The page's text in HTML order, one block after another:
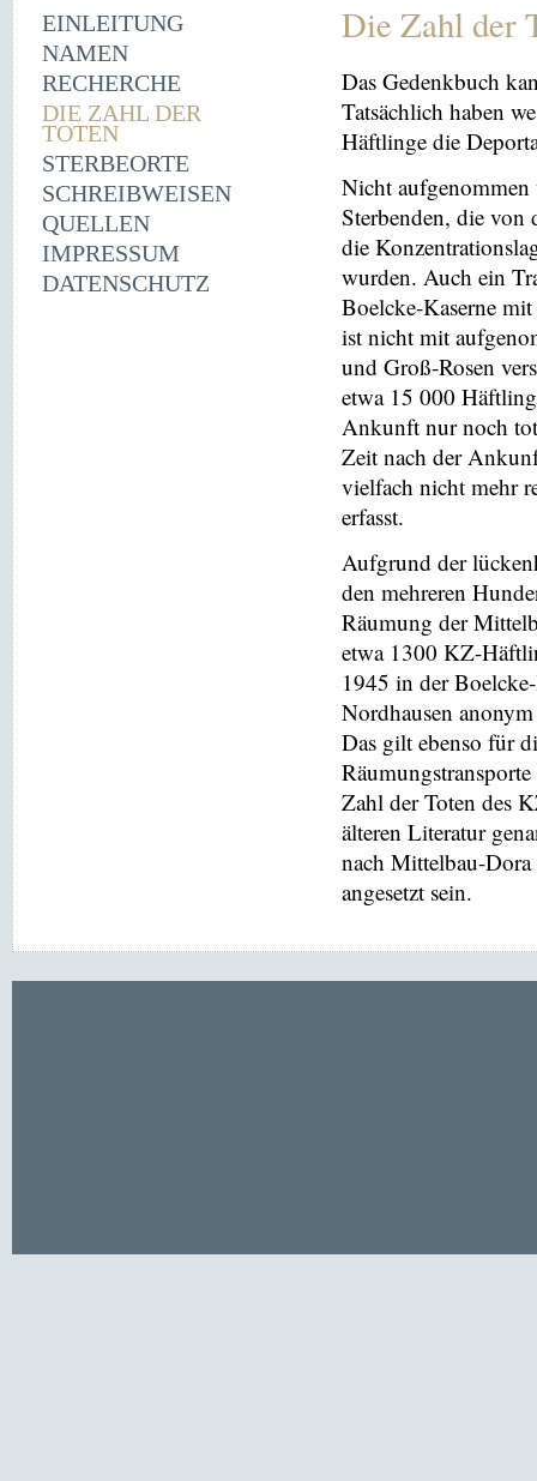
EINLEITUNG
NAMEN
RECHERCHE
DIE ZAHL DER
TOTEN
STERBEORTE
SCHREIBWEISEN
QUELLEN
IMPRESSUM
DATENSCHUTZ
Die Zahl der
Das Gedenkbuch
Tatsächlich haben
Häftlinge die
Nicht
Sterbenden, die
die
wurden. Auch ein
Boelcke-Kaserne
ist nicht mit
und Groß-Rosen
etwa 15 000
Ankunft nur noch tot
Zeit nach der
vielfach nicht mehr
erfasst.
Aufgrund der
den mehreren
Räumung der
etwa 1300 KZ-
1945 in der
Nordhausen
Das gilt ebenso für
Zahl der Toten des
älteren Literatur
nach Mittelbau-
angesetzt sein.